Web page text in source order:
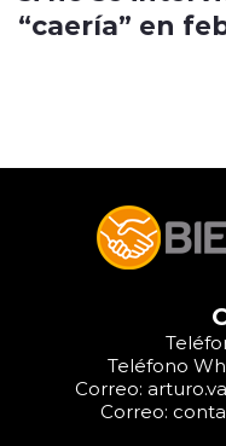
“caería” en
Teléfono
Correo:
Correo: